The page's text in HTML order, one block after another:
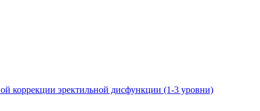
коррекции эректильной дисфункции (1-3 уровни)